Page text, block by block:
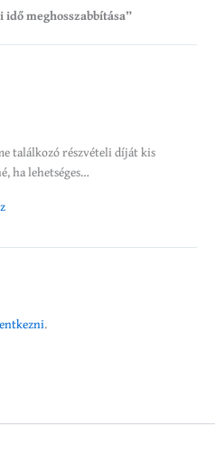
meghosszabbítása”
találkozó részvételi díját kis
ha lehetséges…
.